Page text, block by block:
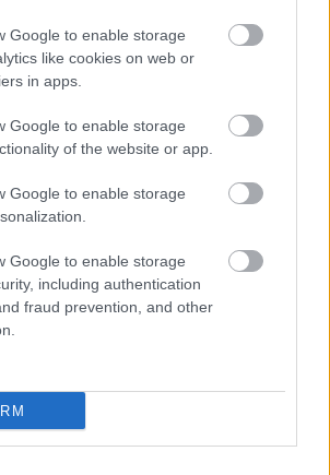
Google to enable storage
like cookies on web or
in apps.
Google to enable storage
of the website or app.
Google to enable storage
Google to enable storage
including authentication
fraud prevention, and other